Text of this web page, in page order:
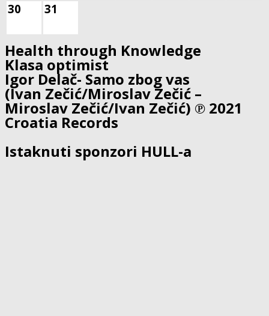
30 31
Health through Knowledge
Klasa optimist
Igor Delač- Samo zbog vas
(Ivan Zečić/Miroslav Zečić –
Miroslav Zečić/Ivan Zečić) ℗ 2021
Croatia Records
Istaknuti sponzori HULL-a